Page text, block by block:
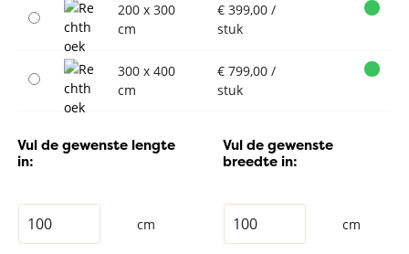
200 x 300
cm
€ 399,00 /
stuk
300 x 400
cm
€ 799,00 /
stuk
Vul de gewenste lengte
in:
cm
Vul de gewenste
breedte in:
cm